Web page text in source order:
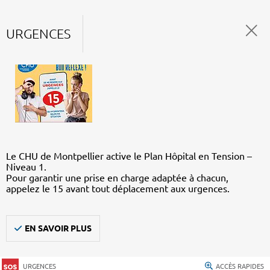
URGENCES
Le CHU de Montpellier active le Plan Hôpital en Tension –
Niveau 1.
Pour garantir une prise en charge adaptée à chacun,
appelez le 15 avant tout déplacement aux urgences.
EN SAVOIR PLUS
URGENCES ACCÈS RAPIDES